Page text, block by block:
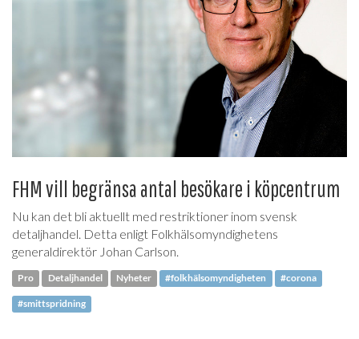
FHM vill begränsa antal besökare i köpcentrum
Nu kan det bli aktuellt med restriktioner inom svensk
detaljhandel. Detta enligt Folkhälsomyndighetens
generaldirektör Johan Carlson.
Pro Detaljhandel Nyheter #folkhälsomyndigheten #corona
#smittspridning